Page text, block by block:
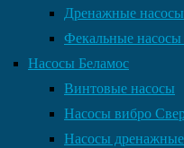
Дренажные
Фекальные
Насосы Беламос
Винтовые насосы
Насосы вибро
Насосы дренажные